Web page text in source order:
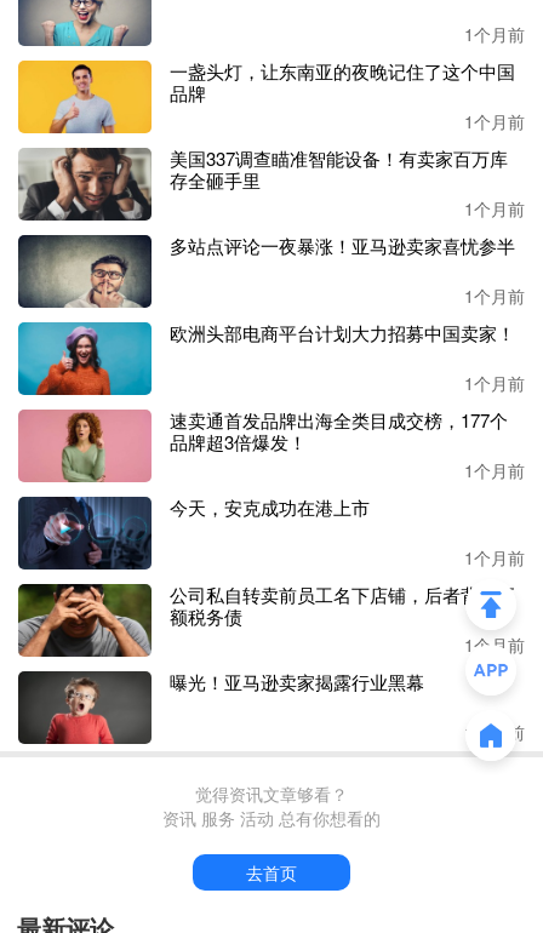
包装类：防儿童开启包装、油漆
花等。
工具类：电动割草机、便携式气体容器、多用途打火机、泳
池滑梯等。
电池/电子类：锂电池、纽扣电池、便携式电源、充电器、
非儿童电子设备等。
“儿童玩具/产品需要卖家自己提供IOR和Bond，走自税单票
单清渠道;如果是GCC类产品(成人服装类)，只需要提供材
料，由货代进行eFiling电子备案。”货代小张表示，7 月 8 日
CPSC eFiling 正式落地后，CPC 证书标注的进口商、CPSC
线上申报注册主体、实际清关 IOR 记录进口商，三方主体
名称、地址等信息需100%匹配。
若出现主体信息错位，
将直接被扣，产生滞港费、查验成本，严重时面临退运与高
额行政罚款。
据知情人士透露，CPSC扣留货物时长预计可达 45–60 天；
滞港费单柜每日 $150–$300，滞留两个月仅柜租成本就数万
美金。
“受新政影响，不少货代发布通知暂缓承接儿童类货品，童
装、儿童玩具两大品类拒收情况尤为普遍，儿童品类卖家承
压加剧。”多位卖家观察发现，近期很多货代都不收CPSC波
及的货物了。不管是货代还是卖家，眼下都在为此承受不小
压力。
小张当前已全面拒收需 CPC 认证的儿童产品，因为现阶段
业内均无法预判7月新政落地后美国海关的实际查验执行尺
1个月前
一盏头灯，让东南亚的夜晚记住了这个中国
品牌
1个月前
美国337调查瞄准智能设备！有卖家百万库
存全砸手里
1个月前
多站点评论一夜暴涨！亚马逊卖家喜忧参半
1个月前
欧洲头部电商平台计划大力招募中国卖家！
1个月前
速卖通首发品牌出海全类目成交榜，177个
品牌超3倍爆发！
1个月前
今天，安克成功在港上市
1个月前
公司私自转卖前员工名下店铺，后者背上巨
额税务债
1个月前
曝光！亚马逊卖家揭露行业黑幕
1个月前
觉得资讯文章够看？
资讯 服务 活动 总有你想看的
去首页